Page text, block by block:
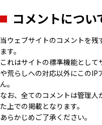
コメントについ
当ウェブサイトのコメントを
ます。
これはサイトの標準機能とし
や荒らしへの対応以外にこの
ん。
なお、全てのコメントは管理
た上での掲載となります。
あらかじめご了承ください。